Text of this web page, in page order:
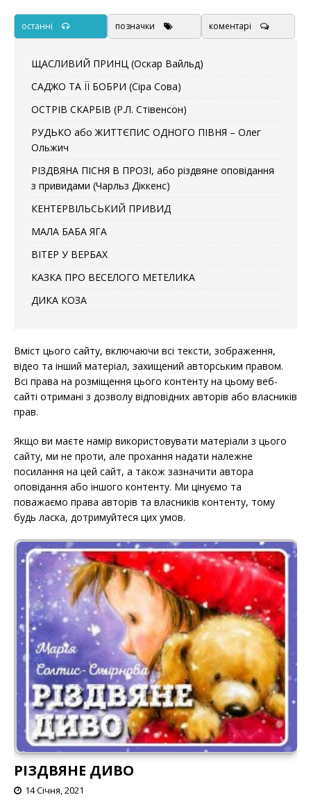
останні позначки коментарі
ЩАСЛИВИЙ ПРИНЦ (Оскар Вайльд)
САДЖО ТА ЇЇ БОБРИ (Сіра Сова)
ОСТРІВ СКАРБІВ (Р.Л. Стівенсон)
РУДЬКО або ЖИТТЄПИС ОДНОГО ПІВНЯ – Олег
Ольжич
РІЗДВЯНА ПІСНЯ В ПРОЗІ, або різдвяне оповідання
з привидами (Чарльз Діккенс)
КЕНТЕРВІЛЬСЬКИЙ ПРИВИД
МАЛА БАБА ЯГА
ВІТЕР У ВЕРБАХ
КАЗКА ПРО ВЕСЕЛОГО МЕТЕЛИКА
ДИКА КОЗА
Вміст цього сайту, включаючи всі тексти, зображення,
відео та інший матеріал, захищений авторським правом.
Всі права на розміщення цього контенту на цьому веб-
сайті отримані з дозволу відповідних авторів або власників
прав.
Якщо ви маєте намір використовувати матеріали з цього
сайту, ми не проти, але прохання надати належне
посилання на цей сайт, а також зазначити автора
оповідання або іншого контенту. Ми цінуємо та
поважаємо права авторів та власників контенту, тому
будь ласка, дотримуйтеся цих умов.
РІЗДВЯНЕ ДИВО
14 Січня, 2021